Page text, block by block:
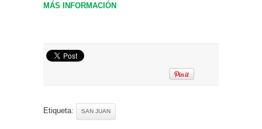
MÁS INFORMACIÓN
Etiqueta: SAN JUAN